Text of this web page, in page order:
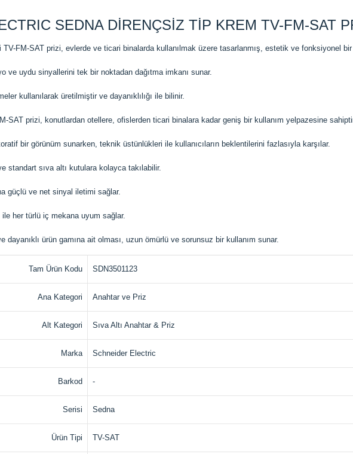
SEDNA DİRENÇSİZ TİP KREM TV-FM-SAT
FM-SAT prizi, evlerde ve ticari binalarda kullanılmak üzere tasarlanmış, estetik ve fonksiyonel
ve uydu sinyallerini tek bir noktadan dağıtma imkanı sunar.
kullanılarak üretilmiştir ve dayanıklılığı ile bilinir.
SAT prizi, konutlardan otellere, ofislerden ticari binalara kadar geniş bir kullanım yelpazesine
bir görünüm sunarken, teknik üstünlükleri ile kullanıcıların beklentilerini fazlasıyla karşılar.
standart sıva altı kutulara kolayca takılabilir.
güçlü ve net sinyal iletimi sağlar.
ile her türlü iç mekana uyum sağlar.
dayanıklı ürün gamına ait olması, uzun ömürlü ve sorunsuz bir kullanım sunar.
Tam Ürün Kodu SDN3501123
Ana Kategori Anahtar ve Priz
Alt Kategori Sıva Altı Anahtar & Priz
Marka Schneider Electric
Barkod -
Serisi Sedna
Ürün Tipi TV-SAT